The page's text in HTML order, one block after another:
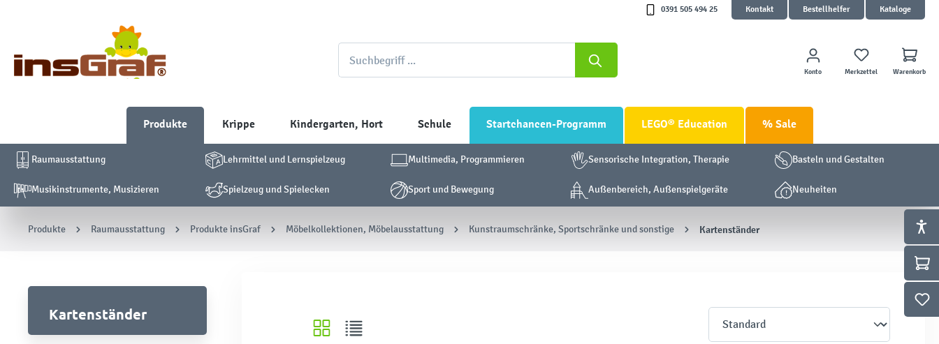
0391 505 494 25 Kontakt Bestellhelfer Kataloge
Konto Merkzettel Warenkorb
Produkte Krippe Kindergarten, Hort Schule Startchancen-Programm LEGO® Education % Sale
Raumausstattung Lehrmittel und Lernspielzeug Multimedia, Programmieren Sensorische Integration, Therapie Basteln und Gestalten
Musikinstrumente, Musizieren Spielzeug und Spielecken Sport und Bewegung Außenbereich, Außenspielgeräte Neuheiten
Produkte Raumausstattung Produkte insGraf Möbelkollektionen, Möbelausstattung Kunstraumschränke, Sportschränke und sonstige Kartenständer
Kartenständer